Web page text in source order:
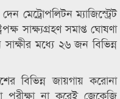
মেট্রোপলিটন ম্যাজিস্ট্রেট
সাক্ষ্যগ্রহণ সমাপ্ত ঘোষণা
মধ্যে ২৬ জন বিভিন্ন
বিভিন্ন জায়গায় করোনা
না করেই জেকেজি